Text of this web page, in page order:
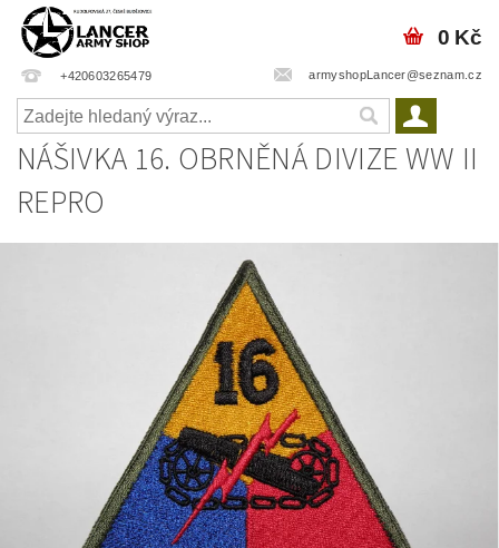
+420603265479 armyshopLancer@seznam.cz
0 Kč
NÁŠIVKA 16. OBRNĚNÁ DIVIZE WW II
REPRO